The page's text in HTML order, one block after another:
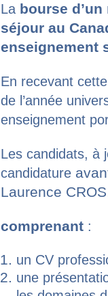
La bourse
séjour au
enseignement
En recevant
de l’année
enseignement
Les candidats, à
candidature
Laurence
comprenant :
un CV
une